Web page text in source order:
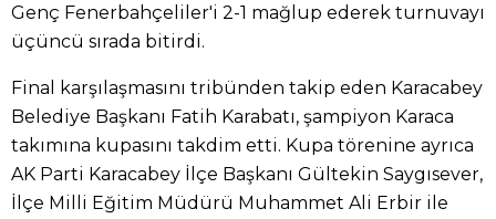
Genç Fenerbahçeliler'i 2-1 mağlup ederek turnuvayı
üçüncü sırada bitirdi.
Final karşılaşmasını tribünden takip eden Karacabey
Belediye Başkanı Fatih Karabatı, şampiyon Karaca
takımına kupasını takdim etti. Kupa törenine ayrıca
AK Parti Karacabey İlçe Başkanı Gültekin Saygısever,
İlçe Milli Eğitim Müdürü Muhammet Ali Erbir ile